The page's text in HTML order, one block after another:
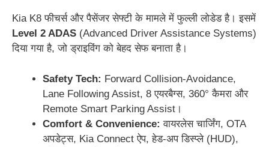
Kia K8 फीचर्स और पैसेंजर सेफ्टी के मामले में फुल्ली लोडेड है। इसमें
Level 2 ADAS (Advanced Driver Assistance Systems)
दिया गया है, जो ड्राइविंग को बेहद सेफ बनाता है।
Safety Tech: Forward Collision-Avoidance,
Lane Following Assist, 8 एयरबैग्स, 360° कैमरा और
Remote Smart Parking Assist।
Comfort & Convenience: वायरलेस चार्जिंग, OTA
अपडेट्स, Kia Connect ऐप, हेड-अप डिस्प्ले (HUD),